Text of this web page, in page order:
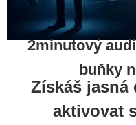
2minutový
buňky
Získáš jasná
aktivovat